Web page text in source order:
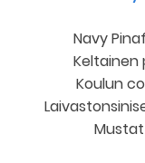
Navy
Keltainen
Koulun